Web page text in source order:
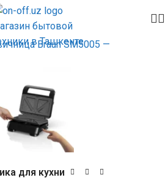
для кухни